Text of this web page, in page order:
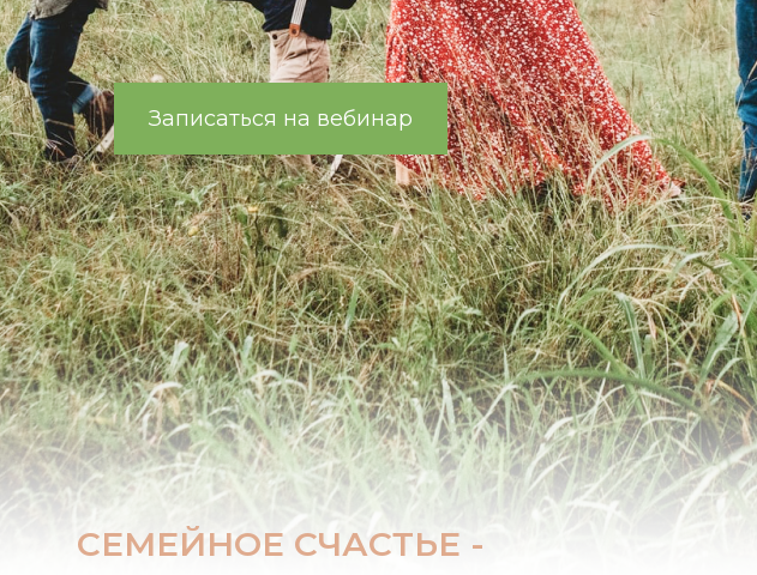
Записаться на вебинар
СЕМЕЙНОЕ СЧАСТЬЕ -